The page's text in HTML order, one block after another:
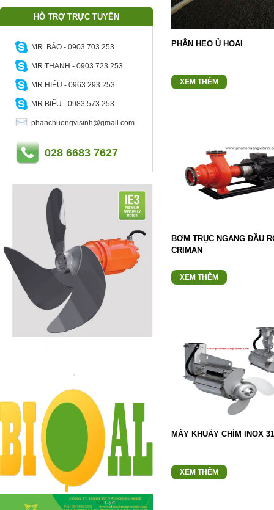
PHÂN HEO Ủ HOAI
XEM THÊM
BƠM TRỤC NGANG ĐẦU
CRIMAN
XEM THÊM
MÁY KHUẤY CHÌM INOX
XEM THÊM
HỖ TRỢ TRỰC TUYẾN
MR. BẢO - 0903 703 253
MR THANH - 0903 723 253
MR HIẾU - 0963 293 253
MR BIỂU - 0983 573 253
phanchuongvisinh@gmail.com
028 6683 7627